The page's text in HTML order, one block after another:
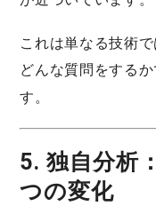
これは単なる技術で
どんな質問をするか
す。
5. 独自分析
つの変化